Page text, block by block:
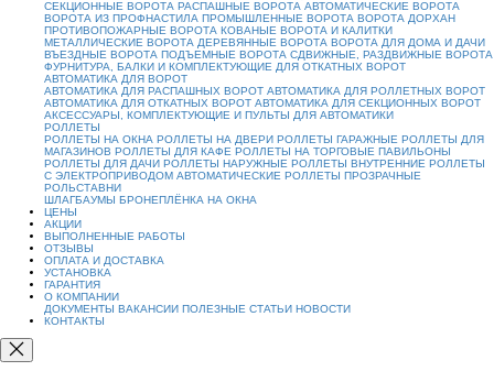
СЕКЦИОННЫЕ ВОРОТА РАСПАШНЫЕ ВОРОТА АВТОМАТИЧЕСКИЕ ВОРОТА
ВОРОТА ИЗ ПРОФНАСТИЛА ПРОМЫШЛЕННЫЕ ВОРОТА ВОРОТА ДОРХАН
ПРОТИВОПОЖАРНЫЕ ВОРОТА КОВАНЫЕ ВОРОТА И КАЛИТКИ
МЕТАЛЛИЧЕСКИЕ ВОРОТА ДЕРЕВЯННЫЕ ВОРОТА ВОРОТА ДЛЯ ДОМА И ДАЧИ
ВЪЕЗДНЫЕ ВОРОТА ПОДЪЕМНЫЕ ВОРОТА СДВИЖНЫЕ, РАЗДВИЖНЫЕ ВОРОТА
ФУРНИТУРА, БАЛКИ И КОМПЛЕКТУЮЩИЕ ДЛЯ ОТКАТНЫХ ВОРОТ
АВТОМАТИКА ДЛЯ ВОРОТ
АВТОМАТИКА ДЛЯ РАСПАШНЫХ ВОРОТ АВТОМАТИКА ДЛЯ РОЛЛЕТНЫХ ВОРОТ
АВТОМАТИКА ДЛЯ ОТКАТНЫХ ВОРОТ АВТОМАТИКА ДЛЯ СЕКЦИОННЫХ ВОРОТ
АКСЕССУАРЫ, КОМПЛЕКТУЮЩИЕ И ПУЛЬТЫ ДЛЯ АВТОМАТИКИ
РОЛЛЕТЫ
РОЛЛЕТЫ НА ОКНА РОЛЛЕТЫ НА ДВЕРИ РОЛЛЕТЫ ГАРАЖНЫЕ РОЛЛЕТЫ ДЛЯ
МАГАЗИНОВ РОЛЛЕТЫ ДЛЯ КАФЕ РОЛЛЕТЫ НА ТОРГОВЫЕ ПАВИЛЬОНЫ
РОЛЛЕТЫ ДЛЯ ДАЧИ РОЛЛЕТЫ НАРУЖНЫЕ РОЛЛЕТЫ ВНУТРЕННИЕ РОЛЛЕТЫ
С ЭЛЕКТРОПРИВОДОМ АВТОМАТИЧЕСКИЕ РОЛЛЕТЫ ПРОЗРАЧНЫЕ
РОЛЬСТАВНИ
ШЛАГБАУМЫ БРОНЕПЛЁНКА НА ОКНА
ЦЕНЫ
АКЦИИ
ВЫПОЛНЕННЫЕ РАБОТЫ
ОТЗЫВЫ
ОПЛАТА И ДОСТАВКА
УСТАНОВКА
ГАРАНТИЯ
О КОМПАНИИ
ДОКУМЕНТЫ ВАКАНСИИ ПОЛЕЗНЫЕ СТАТЬИ НОВОСТИ
КОНТАКТЫ